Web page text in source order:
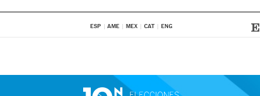
ESP AME MEX CAT ENG